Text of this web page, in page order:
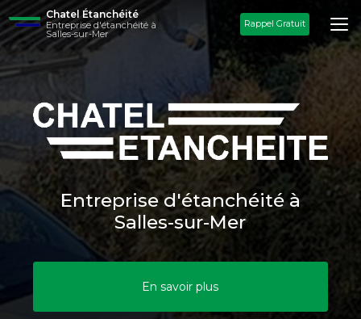
Aller
au
contenu
principal
Chatel Étanchéité
Entreprise d'étanchéité à
Salles-sur-Mer
Rappel Gratuit
Entreprise d'étanchéité à
Salles-sur-Mer
En savoir plus